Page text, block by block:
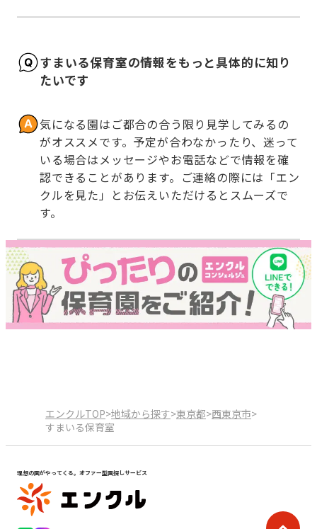
すまいる保育室の情報をもっと具体的に知り
たいです
気になる園はご都合の合う限り見学してみるの
がオススメです。予定が合わなかったり、迷って
いる場合はメッセージやお電話などで情報を確
認できることがあります。ご連絡の際には「エン
クルを見た」とお伝えいただけるとスムーズで
す。
エンクルTOP>地域から探す>東京都>西東京市>
すまいる保育室
理想の園がやってくる。オファー型園探しサービス